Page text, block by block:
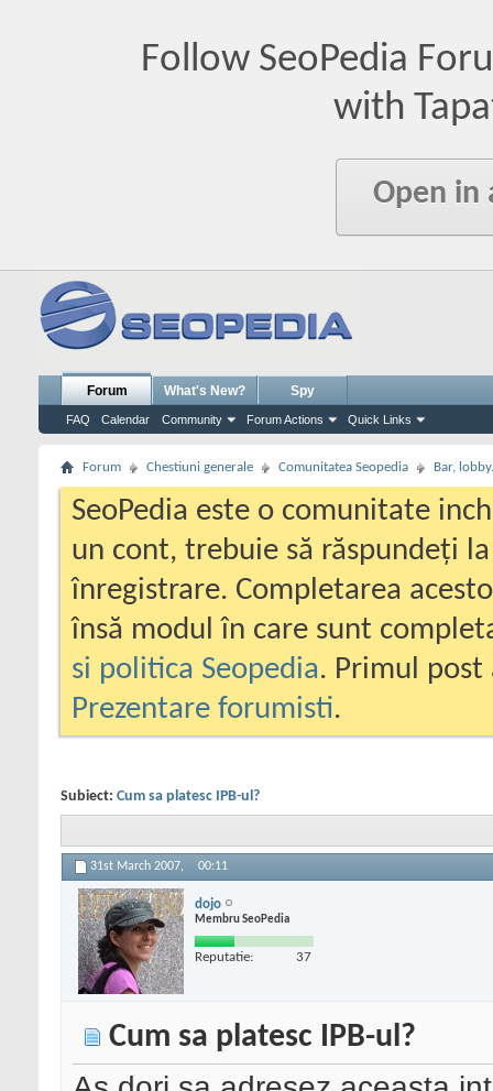
Follow SeoPedia
with
Open in
Forum
FAQ Calendar Community Forum Actions Quick Links
What's New? Spy
Forum Chestiuni generale Comunitatea Seopedia Bar,
SeoPedia este o comunitate
un cont, trebuie să răspundeți
înregistrare. Completarea
însă modul în care sunt
si politica Seopedia. Primul
Prezentare forumisti.
Subiect: Cum sa platesc IPB-ul?
31st March 2007, 00:11
dojo
Membru SeoPedia
Reputatie: 37
Cum sa platesc IPB-ul?